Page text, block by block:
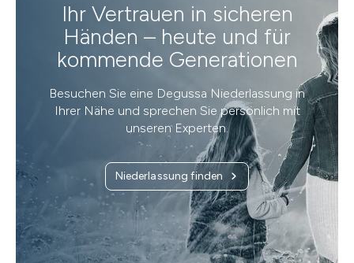
Ihr Vertrauen in sicheren
Händen – heute und für
kommende Generationen
Besuchen Sie eine Degussa Niederlassung in
Ihrer Nähe und sprechen Sie persönlich mit
unseren Experten.
Niederlassung finden